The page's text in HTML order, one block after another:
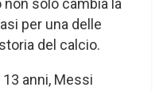
solo cambia la
per una delle
del calcio.
13 anni, Messi